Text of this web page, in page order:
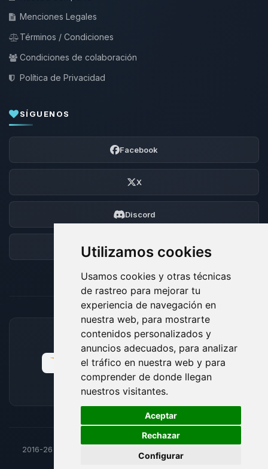
Utilizamos cookies
Usamos cookies y otras técnicas
de rastreo para mejorar tu
experiencia de navegación en
nuestra web, para mostrarte
contenidos personalizados y
anuncios adecuados, para analizar
el tráfico en nuestra web y para
comprender de donde llegan
nuestros visitantes.
Aceptar
Rechazar
Configurar
Menciones Legales
Términos / Condiciones
Condiciones de colaboración
Política de Privacidad
SÍGUENOS
Facebook
X
Discord
Foro
MÉTODOS DE PAGO ACEPTADOS
2016-26
ByteLogic
🍪